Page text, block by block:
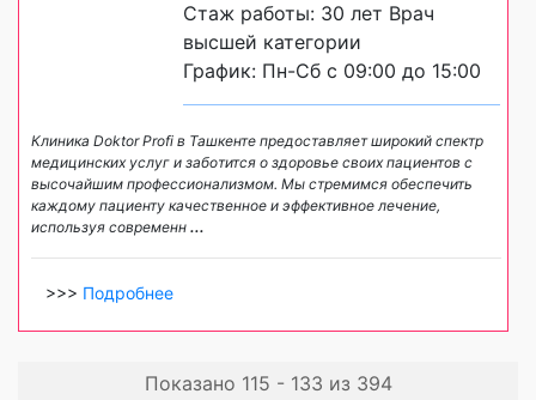
Стаж работы: 30 лет Врач
высшей категории
График: Пн-Сб с 09:00 до 15:00
Клиника Doktor Profi в Ташкенте предоставляет широкий спектр
медицинских услуг и заботится о здоровье своих пациентов с
высочайшим профессионализмом. Мы стремимся обеспечить
каждому пациенту качественное и эффективное лечение,
используя современн ...
>>> Подробнее
Показано 115 - 133 из 394